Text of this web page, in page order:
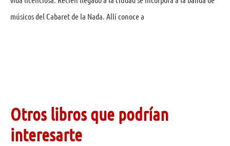
músicos del Cabaret de la Nada. Allí conoce a
Otros libros que podrían
interesarte